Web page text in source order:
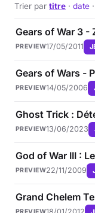
Trier par titre · date ·
Gears of War 3 -
PREVIEW17/05/2011
Gears of Wars -
PREVIEW14/05/2006
Ghost Trick :
PREVIEW13/06/2023
God of War III :
PREVIEW22/11/2009
Grand Chelem